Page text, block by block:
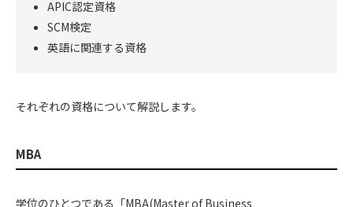
APIC認定資格
SCM検定
英語に関連する資格
それぞれの資格について解説します。
MBA
学位のひとつである「MBA(Master of Business